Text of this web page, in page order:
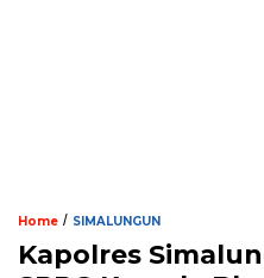
Home / SIMALUNGUN
Kapolres